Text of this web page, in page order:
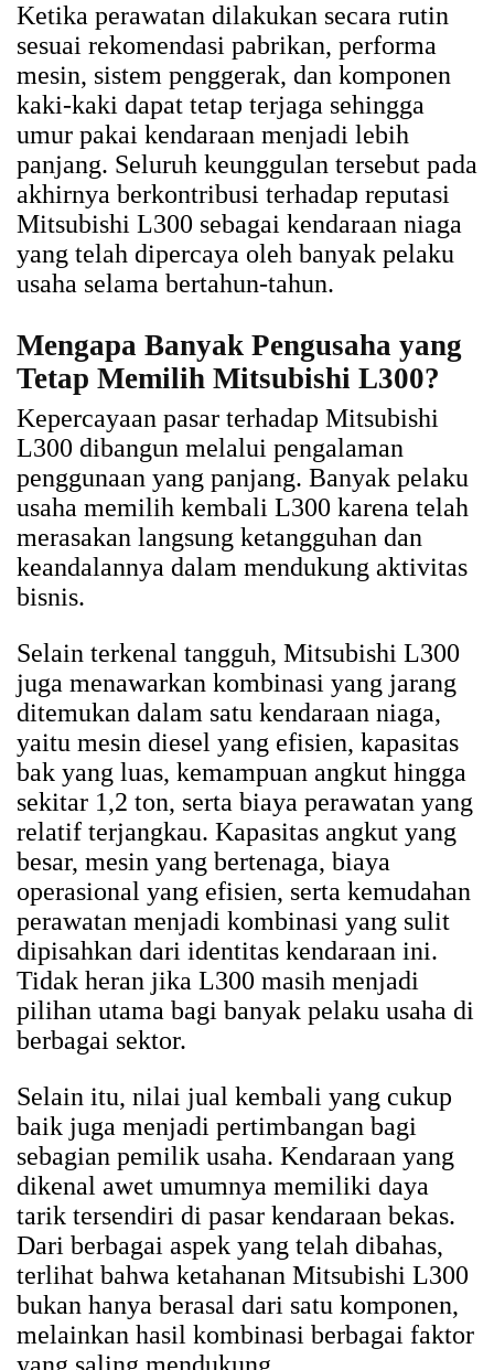
Ketika perawatan dilakukan secara rutin
sesuai rekomendasi pabrikan, performa
mesin, sistem penggerak, dan komponen
kaki-kaki dapat tetap terjaga sehingga
umur pakai kendaraan menjadi lebih
panjang. Seluruh keunggulan tersebut pada
akhirnya berkontribusi terhadap reputasi
Mitsubishi L300 sebagai kendaraan niaga
yang telah dipercaya oleh banyak pelaku
usaha selama bertahun-tahun.
Mengapa Banyak Pengusaha yang
Tetap Memilih Mitsubishi L300?
Kepercayaan pasar terhadap Mitsubishi
L300 dibangun melalui pengalaman
penggunaan yang panjang. Banyak pelaku
usaha memilih kembali L300 karena telah
merasakan langsung ketangguhan dan
keandalannya dalam mendukung aktivitas
bisnis.
Selain terkenal tangguh, Mitsubishi L300
juga menawarkan kombinasi yang jarang
ditemukan dalam satu kendaraan niaga,
yaitu mesin diesel yang efisien, kapasitas
bak yang luas, kemampuan angkut hingga
sekitar 1,2 ton, serta biaya perawatan yang
relatif terjangkau. Kapasitas angkut yang
besar, mesin yang bertenaga, biaya
operasional yang efisien, serta kemudahan
perawatan menjadi kombinasi yang sulit
dipisahkan dari identitas kendaraan ini.
Tidak heran jika L300 masih menjadi
pilihan utama bagi banyak pelaku usaha di
berbagai sektor.
Selain itu, nilai jual kembali yang cukup
baik juga menjadi pertimbangan bagi
sebagian pemilik usaha. Kendaraan yang
dikenal awet umumnya memiliki daya
tarik tersendiri di pasar kendaraan bekas.
Dari berbagai aspek yang telah dibahas,
terlihat bahwa ketahanan Mitsubishi L300
bukan hanya berasal dari satu komponen,
melainkan hasil kombinasi berbagai faktor